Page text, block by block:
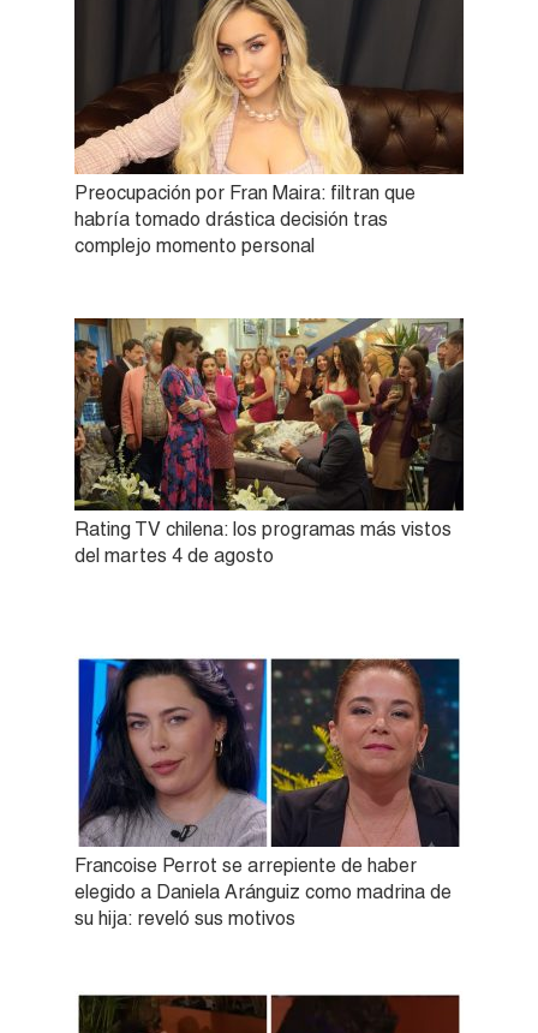
Preocupación por Fran Maira: filtran que
habría tomado drástica decisión tras
complejo momento personal
Rating TV chilena: los programas más vistos
del martes 4 de agosto
Francoise Perrot se arrepiente de haber
elegido a Daniela Aránguiz como madrina de
su hija: reveló sus motivos